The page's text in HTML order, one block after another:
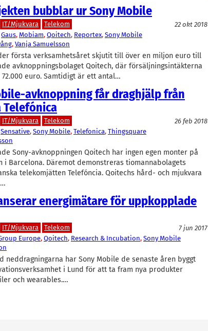
bubblar ur Sony Mobile
IT/Mjukvara Telekom
22 okt 2018
Gaus, Mobiam, Qoitech, Reportex, Sony Mobile
, Vanja Samuelsson
första verksamhetsåret skjutit till över en miljon euro till
avknoppningsbolaget Qoitech, där försäljningsintäkterna
euro. Samtidigt är ett antal…
avknoppning får draghjälp från
Telefónica
IT/Mjukvara Telekom
26 feb 2018
Sensative, Sony Mobile, Telefonica, Thingsquare
Sony-avknoppningen Qoitech har ingen egen monter på
i Barcelona. Däremot demonstreras tiomannabolagets
telekomjätten Telefóncia. Qoitechs hård- och mjukvara
energimätare för uppkopplade
IT/Mjukvara Telekom
7 jun 2017
Europe, Qoitech, Research & Incubation, Sony Mobile
neddragningarna har Sony Mobile de senaste åren byggt
i Lund för att ta fram nya produkter
och wearables.…